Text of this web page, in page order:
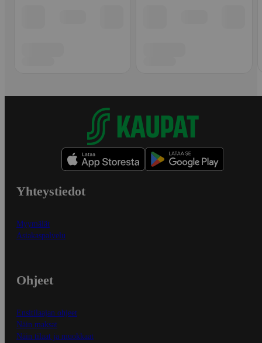
Yhteystiedot
Myymälät
Asiakaspalvelu
Ohjeet
Ensitilaajan ohjeet
Näin maksat
Näin tilaat ja muokkaat